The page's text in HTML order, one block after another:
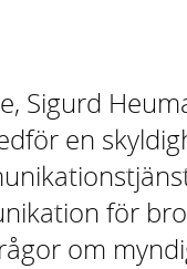
Sigurd
en
för
om